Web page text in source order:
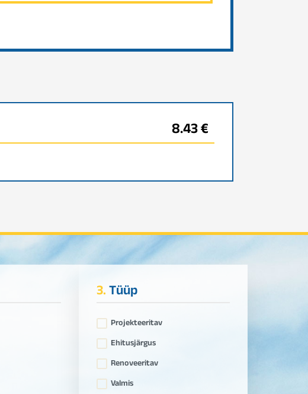
8.43 €
3.Tüüp
Projekteeritav
Ehitusjärgus
Renoveeritav
Valmis